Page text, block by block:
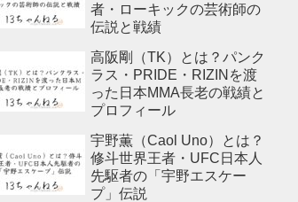
者・ローキックの芸術師の
伝説と戦績
高阪剛（TK）とは？パンク
ラス・PRIDE・RIZINを渡
った日本MMA長老の戦績と
プロフィール
宇野薫（Caol Uno）とは？
修斗世界王者・UFC日本人
先駆者の「宇野エスケー
プ」伝説